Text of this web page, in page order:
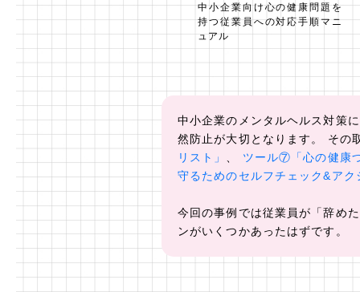
中小企業向け心の健康問題を
持つ従業員への対応手順マニ
ュアル
中小企業のメンタルヘルス対策
然防止が大切となります。 その
リスト」 、 ツール⑦「心の健康
守るためのセルフチェック&ア
今回の事例では従業員が「辞め
ンがいくつかあったはずです。